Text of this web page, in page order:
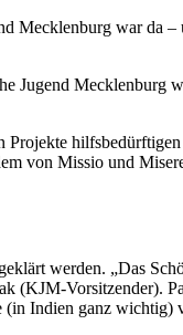
Mecklenburg war da
Jugend Mecklenburg
von Missio und
werden. „Das
(KJM-Vorsitzender).
(in Indien ganz wichtig)